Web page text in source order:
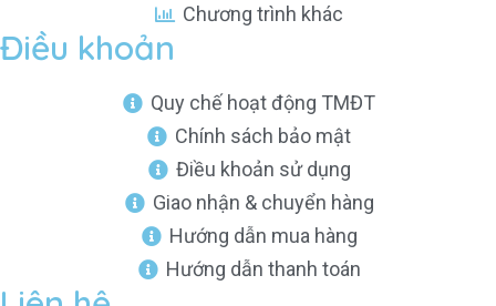
Chương trình khác
Điều khoản
Quy chế hoạt động TMĐT
Chính sách bảo mật
Điều khoản sử dụng
Giao nhận & chuyển hàng
Hướng dẫn mua hàng
Hướng dẫn thanh toán